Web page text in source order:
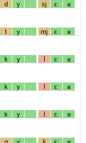
d y sj ɛː ʁ
t y mj ɛː ʁ
k y l ɛː ʁ
k y l ɛː ʁ
k y l ɛː ʁ